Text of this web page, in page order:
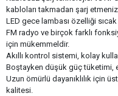
kabloları takmadan şarj
LED gece lambası özelliği
FM radyo ve birçok farklı
için mükemmeldir.
Akıllı kontrol sistemi, kolay
Boştayken düşük güç tüketimi,
Uzun ömürlü dayanıklılık için
kalitesi.